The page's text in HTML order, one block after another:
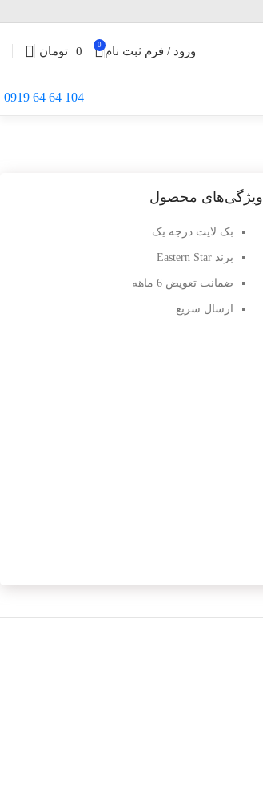
ورود / فرم ثبت نام 0
0 تومان
104 64 64 0919
ویژگی‌های محصول
بک لایت درجه یک
برند Eastern Star
ضمانت تعویض 6 ماهه
ارسال سریع